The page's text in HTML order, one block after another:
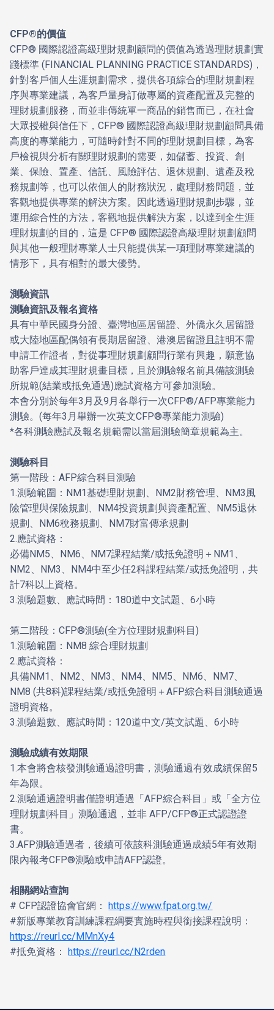
CFP®的價值
CFP® 國際認證高級理財規劃顧問的價值為透過理財規劃實
踐標準 (FINANCIAL PLANNING PRACTICE STANDARDS)，
針對客戶個人生涯規劃需求，提供各項綜合的理財規劃程
序與專業建議，為客戶量身訂做專屬的資產配置及完整的
理財規劃服務，而並非傳統單一商品的銷售而已，在社會
大眾授權與信任下，CFP® 國際認證高級理財規劃顧問具備
高度的專業能力，可隨時針對不同的理財規劃目標，為客
戶檢視與分析有關理財規劃的需要，如儲蓄、投資、創
業、保險、置產、信託、風險評估、退休規劃、遺產及稅
務規劃等，也可以依個人的財務狀況，處理財務問題，並
客觀地提供專業的解決方案。因此透過理財規劃步驟，並
運用綜合性的方法，客觀地提供解決方案，以達到全生涯
理財規劃的目的，這是 CFP® 國際認證高級理財規劃顧問
與其他一般理財專業人士只能提供某一項理財專業建議的
情形下，具有相對的最大優勢。
測驗資訊
測驗資訊及報名資格
具有中華民國身分證、臺灣地區居留證、外僑永久居留證
或大陸地區配偶領有長期居留證、港澳居留證且註明不需
申請工作證者，對從事理財規劃顧問行業有興趣，願意協
助客戶達成其理財規畫目標，且於測驗報名前具備該測驗
所規範(結業或抵免通過)應試資格方可參加測驗。
本會分別於每年3月及9月各舉行一次CFP®/AFP專業能力
測驗。(每年3月舉辦一次英文CFP®專業能力測驗)
*各科測驗應試及報名規範需以當屆測驗簡章規範為主。
測驗科目
第一階段：AFP綜合科目測驗
1.測驗範圍：NM1基礎理財規劃、NM2財務管理、NM3風
險管理與保險規劃、NM4投資規劃與資產配置、NM5退休
規劃、NM6稅務規劃、NM7財富傳承規劃
2.應試資格：
必備NM5、NM6、NM7課程結業/或抵免證明＋NM1、
NM2、NM3、NM4中至少任2科課程結業/或抵免證明，共
計7科以上資格。
3.測驗題數、應試時間：180道中文試題、6小時
第二階段：CFP®測驗(全方位理財規劃科目)
1.測驗範圍：NM8 綜合理財規劃
2.應試資格：
具備NM1、NM2、NM3、NM4、NM5、NM6、NM7、
NM8 (共8科)課程結業/或抵免證明＋AFP綜合科目測驗通過
證明資格。
3.測驗題數、應試時間：120道中文/英文試題、6小時
測驗成績有效期限
1.本會將會核發測驗通過證明書，測驗通過有效成績保留5
年為限。
2.測驗通過證明書僅證明通過「AFP綜合科目」或「全方位
理財規劃科目」測驗通過，並非 AFP/CFP®正式認證證
書。
3.AFP測驗通過者，後續可依該科測驗通過成績5年有效期
限內報考CFP®測驗或申請AFP認證。
相關網站查詢
# CFP認證協會官網：https://www.fpat.org.tw/
#新版專業教育訓練課程綱要實施時程與銜接課程說明：
https://reurl.cc/MMnXy4
#抵免資格：https://reurl.cc/N2rden